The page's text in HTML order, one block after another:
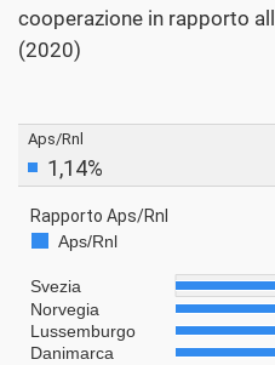
cooperazione in rapporto
(2020)